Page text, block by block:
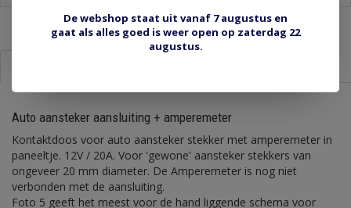
Auto aansteker aansluiting + amperemeter
Kontaktdoos voor auto aansteker stekker met amperemeter in
paneeltje. 12V / 20A. Voor 'gewone' aansteker stekkers van
ongeveer 20 mm diameter. De Amperemeter is nog niet
verbonden met de aansluiting.
Foto 5 geeft het meest voor de hand liggende schema voor
De webshop staat uit vanaf 7 augustus en
gaat als alles goed is weer open op zaterdag 22
augustus.